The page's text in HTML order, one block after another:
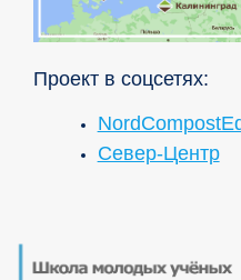
Проект в соцсетях:
Север-Центр